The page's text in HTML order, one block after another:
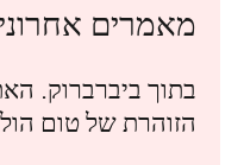
מאמרים
בתוך ביברברוק.
הזוהרת של טום